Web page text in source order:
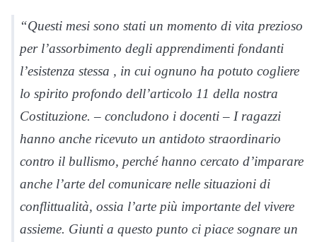
“Questi mesi sono stati un momento di vita prezioso
per l’assorbimento degli apprendimenti fondanti
l’esistenza stessa , in cui ognuno ha potuto cogliere
lo spirito profondo dell’articolo 11 della nostra
Costituzione. – concludono i docenti – I ragazzi
hanno anche ricevuto un antidoto straordinario
contro il bullismo, perché hanno cercato d’imparare
anche l’arte del comunicare nelle situazioni di
conflittualità, ossia l’arte più importante del vivere
assieme. Giunti a questo punto ci piace sognare un